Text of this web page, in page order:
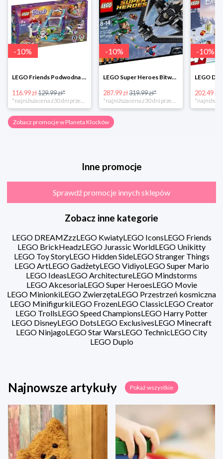
-10%
LEGO Friends Podwodna Frajda w super cenie
116.99 zł129.99 zł*
-10%
LEGO Super Heroes Bitwa powietrzna w super cenie
287.99 zł319.99 zł*
-10%
202.49 zł
Zobacz promocje w Planeta Klocków
Inne promocje
Sprawdź promocje innych sklepów
Zobacz inne kategorie
LEGO DREAMZzzLEGO KwiatyLEGO IconsLEGO Friends
LEGO BrickHeadzLEGO Jurassic WorldLEGO Unikitty
LEGO Toy StoryLEGO Hidden SideLEGO Stranger Things
LEGO ArtLEGO GadżetyLEGO VidiyoLEGO Super Mario
LEGO IdeasLEGO ArchitectureLEGO Mindstorms
LEGO AkcesoriaLEGO Super HeroesLEGO Movie
LEGO MinionkiLEGO ZwierzętaLEGO Przestrzeń kosmiczna
LEGO MinifigurkiLEGO FrozenLEGO ClassicLEGO Creator
LEGO TrollsLEGO Speed ChampionsLEGO Harry Potter
LEGO DisneyLEGO DotsLEGO ExclusivesLEGO Minecraft
LEGO NinjagoLEGO Star WarsLEGO TechnicLEGO City
LEGO Duplo
Najnowsze artykuły Pokaż wszystkie